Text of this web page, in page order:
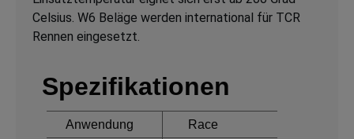
Celsius. W6 Beläge werden international für TCR
Rennen eingesetzt.
Spezifikationen
Anwendung
Race